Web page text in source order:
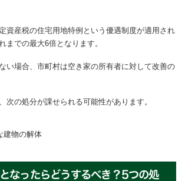
資産税の住宅用地特例という優遇制度が適用され
までの最大6倍となります。
い場合、市町村は空き家の所有者に対して改善の
次の処分が課せられる可能性があります。
建物の解体
なったらどうするべき？5つの処